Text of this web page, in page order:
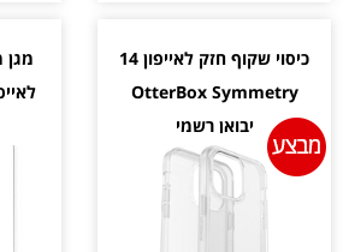
כיסוי שקוף חזק לאייפון 14
OtterBox Symmetry
יבואן רשמי
מגן